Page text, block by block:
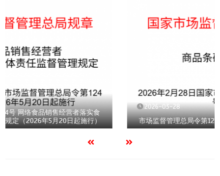
者落实食
起施行）
2026-03-28
市场监督管理总局令第127号 商品条码管理办法